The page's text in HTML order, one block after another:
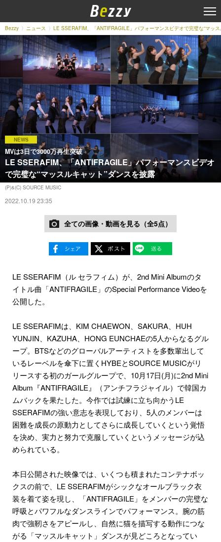
Bezzy ニュース LE SSERAFIM、「ANTIFRAGILE」パフォーマンスビデオで完璧な“マッ
NEWS
MVは3日で3000万再生突破
LE SSERAFIM、「ANTIFRAGILE」パフォーマンスビデオ
で完璧な“マッスルキャット”ダンスを披露
(P)&(C) SOURCE MUSIC
2022.10.19 23:35
全ての画像・動画を見る（全5点）
LE SSERAFIM（ル セラフィム）が、2nd Mini Albumのタ
イトル曲「ANTIFRAGILE」のSpecial Performance Videoを
公開した。
LE SSERAFIMは、KIM CHAEWON、SAKURA、HUH
YUNJIN、KAZUHA、HONG EUNCHAEの5人からなるグル
ープ。BTSなどのグローバルアーティストを多数輩出して
いるレーベルを傘下に置くHYBEとSOURCE MUSICがリ
リースする初のガールグループで、10月17日(月)に2nd Mini
Album『ANTIFRAGILE』（アンチフラジャイル）で韓国カ
ムバックを果たした。今作では試練に立ち向かうLE
SSERAFIMの強い意志を表現しており、5人のメンバーは
困難を成長の原動力としてさらに成長していくという覚悟
を決め、実力と努力で克服していくというメッセージが込
められている。
本日公開された映像では、いくつも積まれたコンテナボッ
クスの前で、LE SSERAFIMがシックなオールブラック衣
装を着て姿を現し、「ANTIFRAGILE」をメンバーの完璧な
呼吸とパワフルなダンスラインでパフォーマンス。腕の筋
肉で強靭さをアピールし、自然に猫を描写する動作につな
がる「マッスルキャット」ダンスが見どころとなってい